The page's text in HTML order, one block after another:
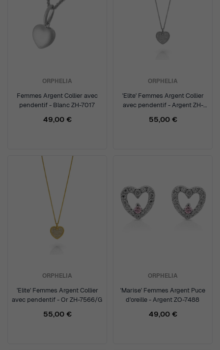
ORPHELIA
Femmes Argent Collier avec
pendentif - Blanc ZH-7017
49,00 €
ORPHELIA
'Elite' Femmes Argent Collier
avec pendentif - Argent ZH-
55,00 €
ORPHELIA
'Elite' Femmes Argent Collier
avec pendentif - Or ZH-7566/G
55,00 €
ORPHELIA
'Marise' Femmes Argent Puce
d'oreille - Argent ZO-7488
49,00 €